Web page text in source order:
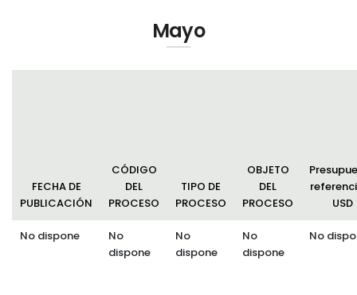
Mayo
FECHA DE
PUBLICACIÓN
CÓDIGO
DEL
PROCESO
TIPO DE
PROCESO
OBJETO
DEL
PROCESO
USD
No dispone
No
dispone
No
dispone
No
dispone
No